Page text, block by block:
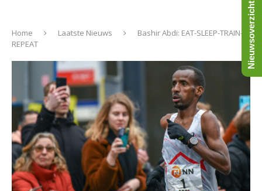
Home Laatste Nieuws
Bashir Abdi: EAT-SLEEP-TRAIN-
REPEAT
Nieuwsoverzicht